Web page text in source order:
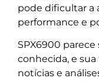
pode dificultar a
performance e
SPX6900
conhecida, e
notícias e